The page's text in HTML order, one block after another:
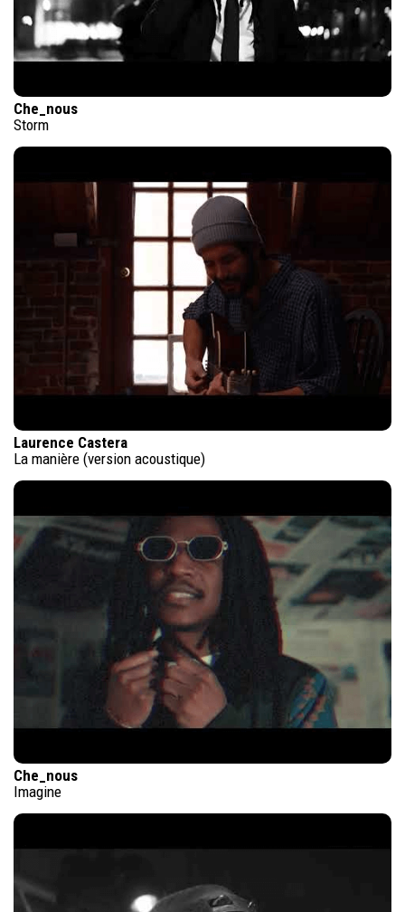
Che_nous
Storm
Laurence Castera
La manière (version acoustique)
Che_nous
Imagine